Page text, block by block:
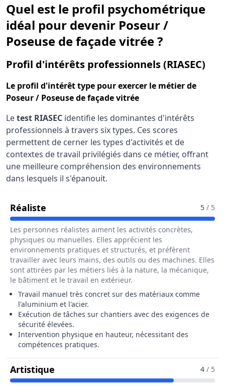
Quel est le profil psychométrique
idéal pour devenir Poseur /
Poseuse de façade vitrée ?
Profil d'intérêts professionnels (RIASEC)
Le profil d'intérêt type pour exercer le métier de
Poseur / Poseuse de façade vitrée
Letest RIASEC identifie les dominantes d'intérêts
professionnels à travers six types. Ces scores
permettent de cerner les types d'activités et de
contextes de travail privilégiés dans ce métier, offrant
une meilleure compréhension des environnements
dans lesquels il s'épanouit.
Réaliste Pour Le Métier De Poseur / Poseuse
5 / 5
Les personnes réalistes aiment les activités concrètes,
physiques ou manuelles. Elles apprécient les
environnements pratiques et structurés, et préfèrent
travailler avec leurs mains, des outils ou des machines. Elles
sont attirées par les métiers liés à la nature, la mécanique,
le bâtiment et le travail en extérieur.
Travail manuel très concret sur des matériaux comme
l'aluminium et l'acier.
Exécution de tâches sur chantiers avec des exigences de
sécurité élevées.
Intervention physique en hauteur, nécessitant des
compétences pratiques.
Artistique Pour Le Métier De Poseur / Poseuse
4 / 5